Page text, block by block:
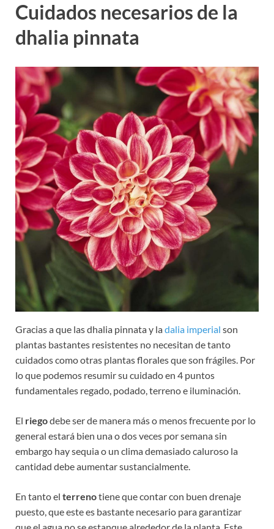
Cuidados necesarios de la
dhalia pinnata
Gracias a que las dhalia pinnata y ladalia imperial son
plantas bastantes resistentes no necesitan de tanto
cuidados como otras plantas florales que son frágiles. Por
lo que podemos resumir su cuidado en 4 puntos
fundamentales regado, podado, terreno e iluminación.
El riegodebe ser de manera más o menos frecuente por lo
general estará bien una o dos veces por semana sin
embargo hay sequia o un clima demasiado caluroso la
cantidad debe aumentar sustancialmente.
En tanto el terrenotiene que contar con buen drenaje
puesto, que este es bastante necesario para garantizar